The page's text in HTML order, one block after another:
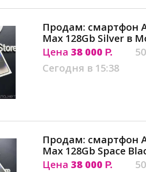
Продам: смартфон
Max 128Gb Silver в
Цена 38 000 Р.
Сегодня в 15:38
Продам: смартфон
Max 128Gb Space
Цена 38 000 Р.